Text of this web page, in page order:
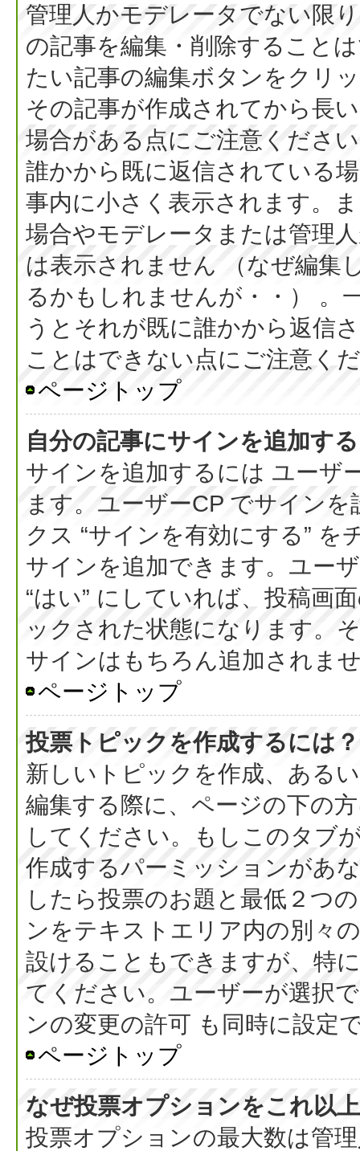
管理人かモデレータでない限
の記事を編集・削除すること
たい記事の編集ボタンをクリ
その記事が作成されてから長
場合がある点にご注意くださ
誰かから既に返信されている
事内に小さく表示されます。
場合やモデレータまたは管理
は表示されません （なぜ編集
るかもしれませんが・・） 。
うとそれが既に誰かから返信
ことはできない点にご注意く
ページトップ
自分の記事にサインを追加す
サインを追加するには ユーザ
ます。ユーザーCP でサイン
クス “サインを有効にする”
サインを追加できます。ユー
“はい” にしていれば、投稿画
ックされた状態になります。
サインはもちろん追加されま
ページトップ
投票トピックを作成するには？
新しいトピックを作成、ある
編集する際に、ページの下の
してください。もしこのタブ
作成するパーミッションがあ
したら投票のお題と最低２つ
ンをテキストエリア内の別々
設けることもできますが、特
てください。ユーザーが選択
ンの変更の許可 も同時に設定
ページトップ
なぜ投票オプションをこれ以
投票オプションの最大数は管